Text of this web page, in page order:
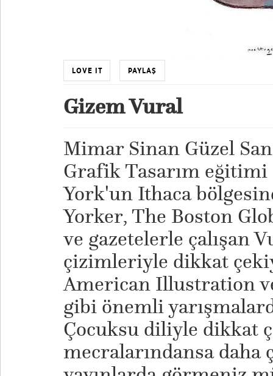
LOVE IT PAYLAŞ
Gizem Vural
Mimar Sinan Güzel
Grafik Tasarım
York'un Ithaca
Yorker, The Boston
ve gazetelerle çalışan
çizimleriyle dikkat
American Illustration
gibi önemli
Çocuksu diliyle dikkat
mecralarındansa daha